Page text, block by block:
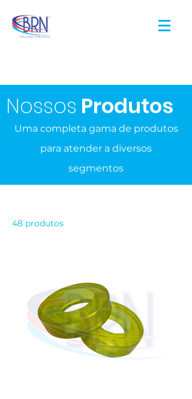
Nossos Produtos
Uma completa gama de produtos
para atender a diversos
segmentos
48 produtos